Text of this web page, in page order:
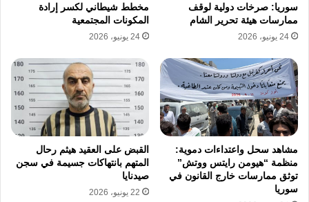
الكفاءات، بينهم 12 من حملة الماجستير و17 من
حملة الدكتوراه.
وكانت سوريا قد شهدت في أكتوبر 2025 أول
انتخابات لمجلس الشعب منذ التغيير السياسي
الذي أعقب نهاية حكم بشار الأسد في ديسمبر
2024، ضمن مرحلة انتقالية تمتد لأربع سنوات مع
إمكانية التمديد.
سوريا: صرخات دولية لوقف
ممارسات هيئة تحرير الشام
24 يونيو، 2026
مخطط شيطاني لكسر إرادة
المكونات المجتمعية
24 يونيو، 2026
مشاهد سحل واعتداءات دموية:
منظمة “هيومن رايتس ووتش”
توثق ممارسات خارج القانون في
سوريا
القبض على العقيد هيثم رحال
المتهم بانتهاكات جسيمة في سجن
صيدنايا
22 يونيو، 2026